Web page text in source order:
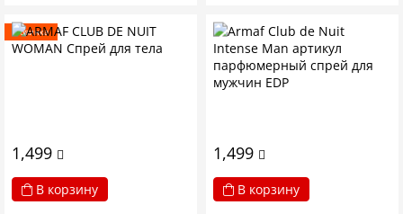
Новинка
1,499
В корзину
1,499
В корзину